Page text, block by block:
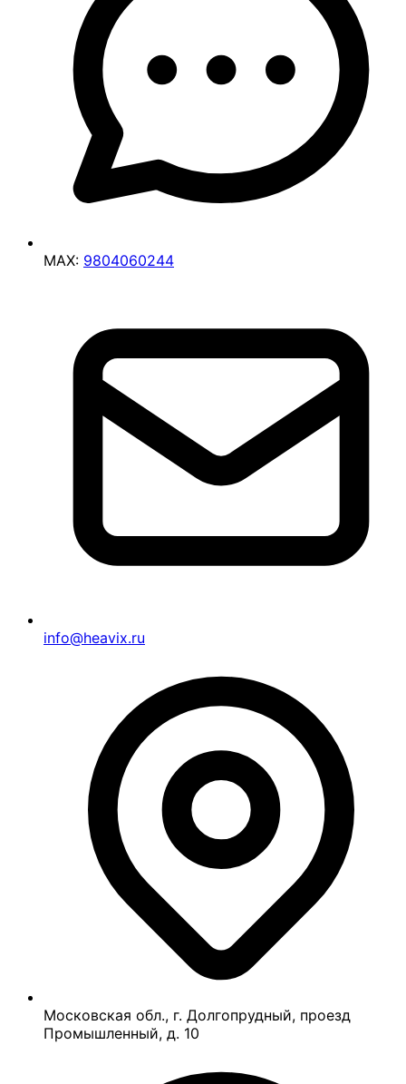
MAX: 9804060244
info@heavix.ru
Московская обл., г. Долгопрудный, проезд
Промышленный, д. 10